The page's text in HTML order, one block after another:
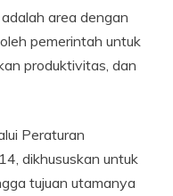
area dengan
pemerintah untuk
produktivitas, dan
Peraturan
dikhususkan untuk
tujuan utamanya